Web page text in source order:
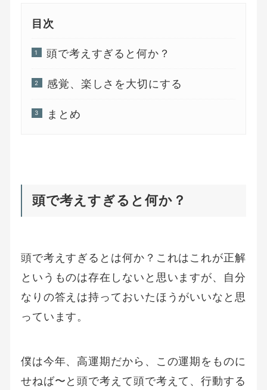
目次
頭で考えすぎると何か？
感覚、楽しさを大切にする
まとめ
頭で考えすぎると何か？
頭で考えすぎるとは何か？これはこれが正解
というものは存在しないと思いますが、自分
なりの答えは持っておいたほうがいいなと思
っています。
僕は今年、高運期だから、この運期をものに
せねば〜と頭で考えて頭で考えて、行動する